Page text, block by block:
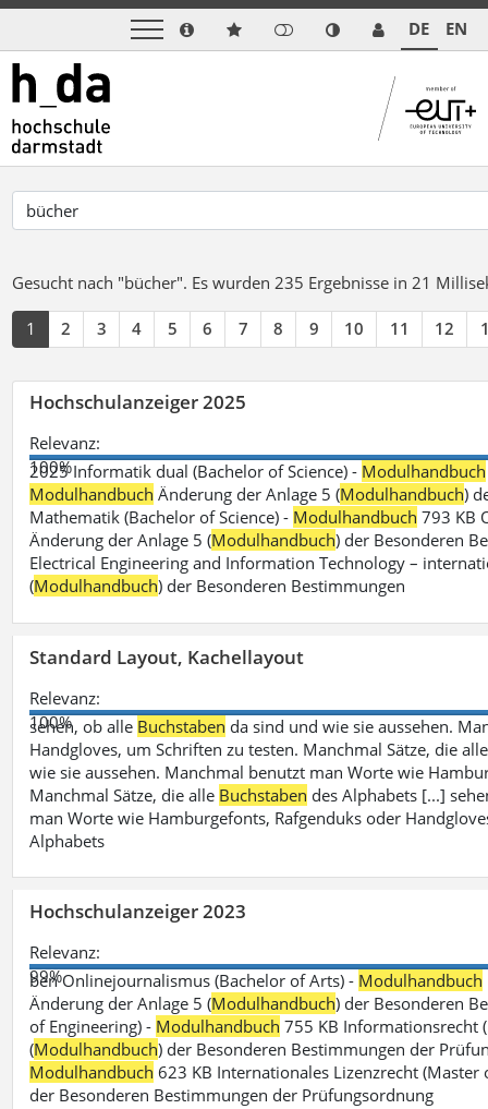
DE EN
Gesucht nach "bücher". Es wurden 235 Ergebnisse in 21
1 2 3 4 5 6 7 8 9 10 11 12
Hochschulanzeiger 2025
Relevanz:
100%
2025 Informatik dual (Bachelor of Science) - Modulhandbuch
Modulhandbuch Änderung der Anlage 5 (Modulhandbuch)
Mathematik (Bachelor of Science) - Modulhandbuch 793 KB
Änderung der Anlage 5 (Modulhandbuch) der Besonderen
Electrical Engineering and Information Technology –
(Modulhandbuch) der Besonderen Bestimmungen
Standard Layout, Kachellayout
Relevanz:
100%
sehen, ob alle Buchstaben da sind und wie sie aussehen.
Handgloves, um Schriften zu testen. Manchmal Sätze, die
wie sie aussehen. Manchmal benutzt man Worte wie
Manchmal Sätze, die alle Buchstaben des Alphabets [...]
man Worte wie Hamburgefonts, Rafgenduks oder
Alphabets
Hochschulanzeiger 2023
Relevanz:
99%
ben Onlinejournalismus (Bachelor of Arts) - Modulhandbuch
Änderung der Anlage 5 (Modulhandbuch) der Besonderen
of Engineering) - Modulhandbuch 755 KB Informationsrecht
(Modulhandbuch) der Besonderen Bestimmungen der
Modulhandbuch 623 KB Internationales Lizenzrecht (Master
der Besonderen Bestimmungen der Prüfungsordnung